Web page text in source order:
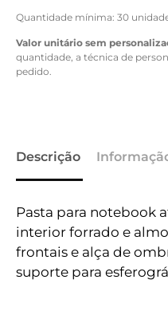
Quantidade mínima: 30
Valor unitário sem
quantidade, a técnica de
pedido.
Descrição
Pasta para notebook
interior forrado e
frontais e alça de
suporte para